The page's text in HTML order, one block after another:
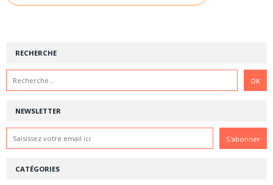
NEWSLETTER
RECHERCHE
CATÉGORIES